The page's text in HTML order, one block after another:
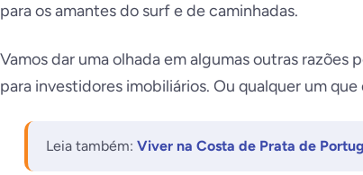
para os amantes do surf e de caminhadas.
Vamos dar uma olhada em algumas outras razões
para investidores imobiliários. Ou qualquer um
Leia também: Viver na Costa de Prata de